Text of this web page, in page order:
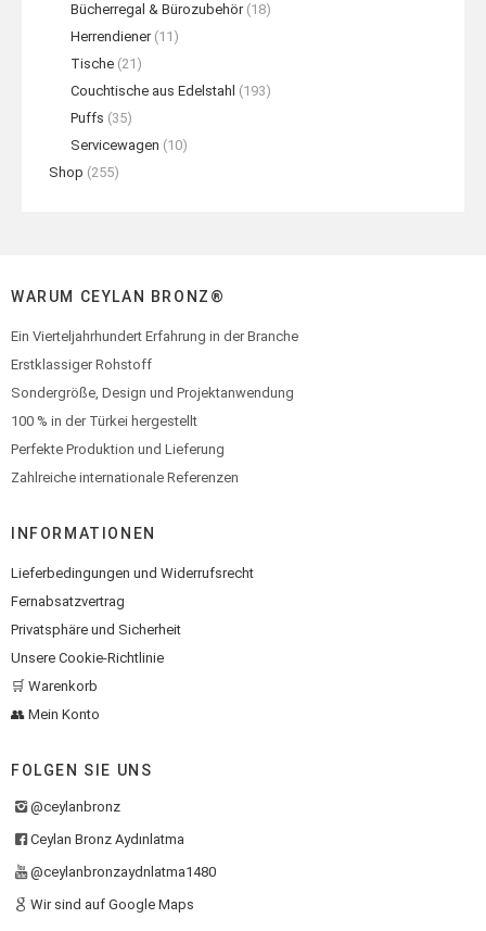
Bücherregal & Bürozubehör (18)
Herrendiener (11)
Tische (21)
Couchtische aus Edelstahl (193)
Puffs (35)
Servicewagen (10)
Shop (255)
WARUM CEYLAN BRONZ®
Ein Vierteljahrhundert Erfahrung in der Branche
Erstklassiger Rohstoff
Sondergröße, Design und Projektanwendung
100 % in der Türkei hergestellt
Perfekte Produktion und Lieferung
Zahlreiche internationale Referenzen
INFORMATIONEN
Lieferbedingungen und Widerrufsrecht
Fernabsatzvertrag
Privatsphäre und Sicherheit
Unsere Cookie-Richtlinie
🛒 Warenkorb
👥 Mein Konto
FOLGEN SIE UNS
@ceylanbronz
Ceylan Bronz Aydınlatma
@ceylanbronzaydnlatma1480
Wir sind auf Google Maps